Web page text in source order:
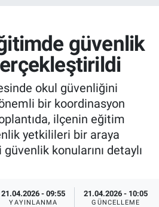
güvenlik
okul güvenliğini
bir koordinasyon
ilçenin eğitim
yetkilileri bir araya
konularını detaylı
21.04.2026 - 09:55
YAYINLANMA
21.04.2026 - 10:05
GÜNCELLEME